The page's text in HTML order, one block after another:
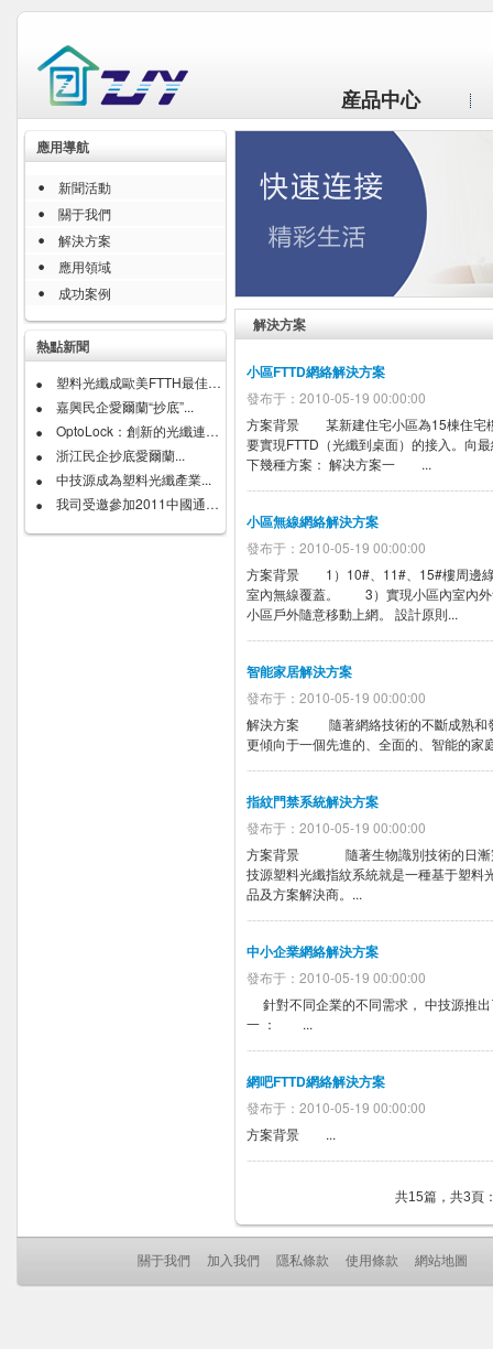
産品中心
應用導航
新聞活動
關于我們
解決方案
應用領域
成功案例
熱點新聞
塑料光纖成歐美FTTH最佳�...
嘉興民企愛爾蘭“抄底”...
OptoLock：創新的光纖連接�...
浙江民企抄底愛爾蘭...
中技源成為塑料光纖產業...
我司受邀參加2011中國通�...
解決方案
小區FTTD網絡解決方案
發布于：2010-05-19 00:00:00
方案背景 某新建住宅小區為15棟住宅
要實現FTTD（光纖到桌面）的接入。向
下幾種方案： 解决方案一 ...
小區無線網絡解決方案
發布于：2010-05-19 00:00:00
方案背景 1）10#、11#、15#樓周邊
室內無線覆蓋。 3）實現小區內室內外
小區戶外隨意移動上網。 設計原則...
智能家居解決方案
發布于：2010-05-19 00:00:00
解決方案 隨著網絡技術的不斷成熟和
更傾向于一個先進的、全面的、智能的家
指紋門禁系統解決方案
發布于：2010-05-19 00:00:00
方案背景 隨著生物識別技術的日漸完
技源塑料光纖指紋系統就是一種基于塑料
品及方案解決商。...
中小企業網絡解決方案
發布于：2010-05-19 00:00:00
針對不同企業的不同需求， 中技源推
一 ： ...
網吧FTTD網絡解決方案
發布于：2010-05-19 00:00:00
方案背景 ...
共15篇，共3頁
關于我們 加入我們 隱私條款 使用條款 網站地圖